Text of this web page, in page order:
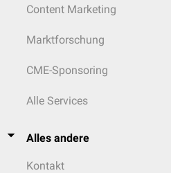
Content Marketing
Marktforschung
CME-Sponsoring
Alle Services
Alles andere
Kontakt